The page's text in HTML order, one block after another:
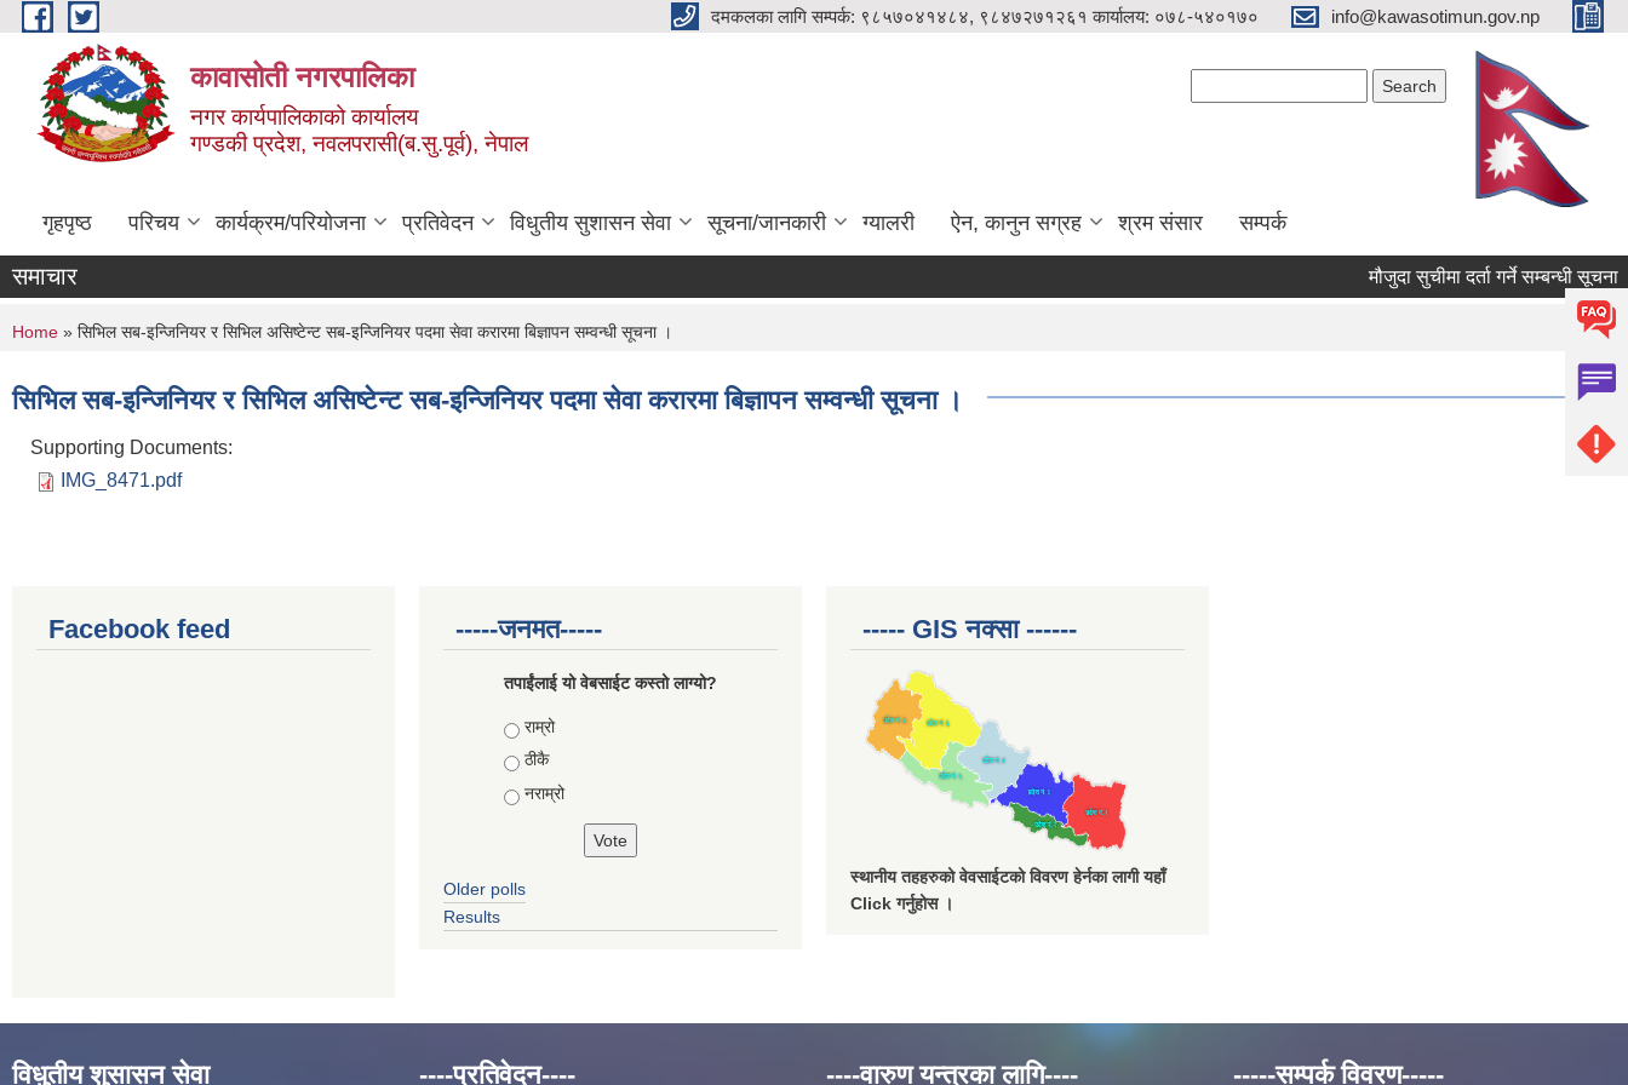
Skip to main content दमकलका लागि सम्पर्क: ९८५७०४१४८४, ९८४७२७१२६१ कार्यालय: ०७८-५४०१७० info@kawasotimun.gov.np
कावासोती नगरपालिका
नगर कार्यपालिकाको कार्यालय
गण्डकी प्रदेश, नवलपरासी(ब.सु.पूर्व), नेपाल
गृहपृष्ठ परिचय कार्यक्रम/परियोजना प्रतिवेदन विधुतीय सुशासन सेवा सूचना/जानकारी ग्यालरी ऐन, कानुन सग्रह श्रम संसार सम्पर्क
समाचार मौजुदा सुचीमा दर्ता गर्ने सम्बन्धी सूचना ।
You are here
Home » सिभिल सब-इन्जिनियर र सिभिल असिष्टेन्ट सब-इन्जिनियर पदमा सेवा करारमा बिज्ञापन सम्वन्धी सूचना ।
सिभिल सब-इन्जिनियर र सिभिल असिष्टेन्ट सब-इन्जिनियर पदमा सेवा करारमा बिज्ञापन सम्वन्धी सूचना ।
Supporting Documents:
IMG_8471.pdf
Facebook feed -----जनमत-----
तपाईंलाई यो वेबसाईट कस्तो लाग्यो?
Choices
राम्रो
ठीकै
नराम्रो
Older polls
Results
----- GIS नक्सा ------
स्थानीय तहहरुको वेवसाईटको विवरण हेर्नका लागी यहाँ
Click गर्नुहोस ।
विधुतीय शुसासन सेवा ----प्रतिवेदन---- ----वारुण यन्त्रका लागि---- -----सम्पर्क विवरण-----